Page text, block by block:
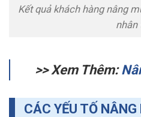
Kết quả khách hàng nâng
nhân
>> Xem Thêm:
CÁC YẾU TỐ